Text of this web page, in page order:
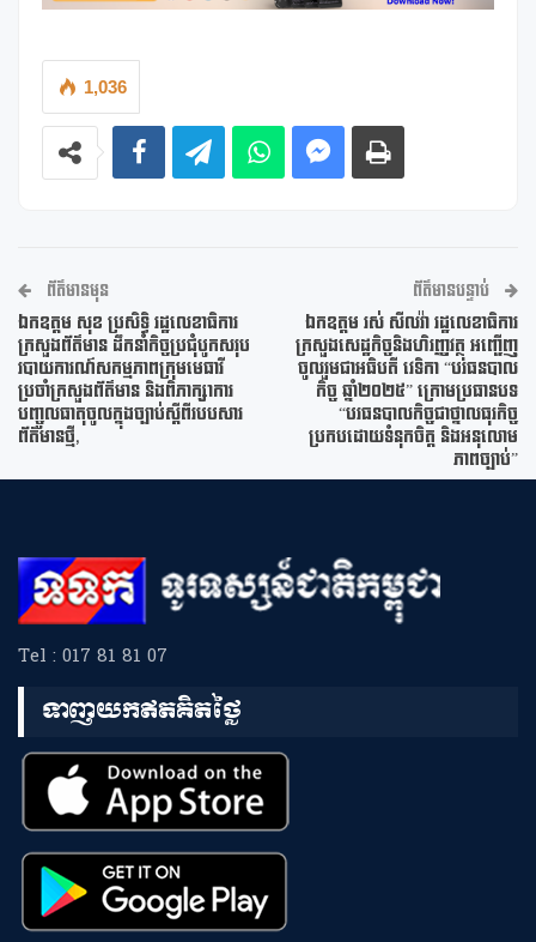
1,036
ព័ត៌មានមុន
ឯកឧត្តម សុខ ប្រសិទ្ធិ រដ្ឋលេខាធិការ
ក្រសួងព័ត៌មាន ដឹកនាំកិច្ចប្រជុំបូកសរុប
របាយការណ៍សកម្មភាពក្រុមមេធាវី
ប្រចាំក្រសួងព័ត៌មាន និងពិភាក្សាការ
បញ្ចូលធាតុចូលក្នុងច្បាប់ស្តីពីរបបសារ
ព័ត៌មានថ្មី,
ព័ត៌មានបន្ទាប់
ឯកឧត្ដម រស់ សីលវ៉ា រដ្ឋលេខាធិការ
ក្រសួងសេដ្ឋកិច្ចនិងហិរញ្ញវត្ថុ អញ្ជើញ
ចូលរួមជាអធិបតី វេទិកា “បរធនបាល
កិច្ច ឆ្នាំ២០២៥” ក្រោមប្រធានបទ
“បរធនបាលកិច្ចជាថ្នាលធុរកិច្ច
ប្រកបដោយទំនុកចិត្ត និងអនុលោម
ភាពច្បាប់”
Tel : 017 81 81 07
ទាញយកឥតគិតថ្លៃ